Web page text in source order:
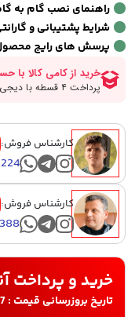
راهنمای نصب گام به
شرایط پشتیبانی و
پرسش های رایج
کارشناس فروش:
کارشناس فروش:
خرید و پرداخت
تاریخ بروزرسانی قیمت : 17 مرداد 1405